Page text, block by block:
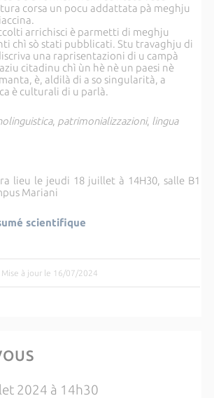
corsa un pocu addattata pà meghju
arrichisci è parmetti di meghju
chì sò stati pubblicati. Stu travaghju di
una raprisentazioni di u campà
citadinu chì ùn hè nè un paesi nè
è, aldilà di a so singularità, a
è culturali di u parlà.
, patrimonializzazioni, lingua
lieu le jeudi 18 juillet à 14H30, salle B1
Mariani
scientifique
Mise à jour le 16/07/2024
2024 à 14h30